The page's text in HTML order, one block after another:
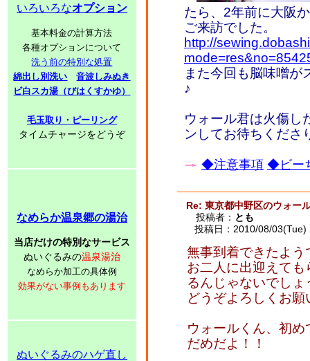
いろいろなオプション
基本料金の計算方法
各種オプションについて
洗う前の特別な処置
綿出し別洗い
音波しみぬき
ビ白スカ湯（びはくすかゆ）
毛玉取り・ピーリング
タイムチャージをどうぞ
なめらか温泉郷の湯治
当店だけの特別なサービス
ぬいぐるみの温泉湯治
なめらか加工の具体例
効果がない事例もあります
ぬいぐるみのハゲ直し
たら、2年前に大阪
ご来訪でした。
http://
また今回も脳味噌が
♪
ウォール君は火傷し
ンしてお待ちくださ
◆注意事項 ◆ビー
Re: 東京都中野区のウォー
投稿者： とも
投稿日：2010/08/
無事到着できたよう
お二人に出迎えて
るんじゃないでしょ
どうぞよろしくお
ウォールくん、初
だめだよ！！